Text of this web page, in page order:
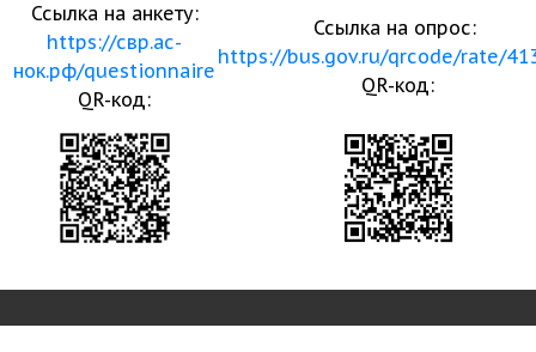
Ссылка на анкету:
https://свр.ас-
нок.рф/questionnaire
QR-код:
Ссылка на опрос:
https://bus.gov.ru/qrcode/rate/
QR-код: